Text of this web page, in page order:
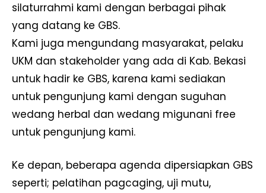
silaturrahmi kami dengan berbagai pihak
yang datang ke GBS.
Kami juga mengundang masyarakat, pelaku
UKM dan stakeholder yang ada di Kab. Bekasi
untuk hadir ke GBS, karena kami sediakan
untuk pengunjung kami dengan suguhan
wedang herbal dan wedang migunani free
untuk pengunjung kami.
Ke depan, beberapa agenda dipersiapkan GBS
seperti; pelatihan pagcaging, uji mutu,